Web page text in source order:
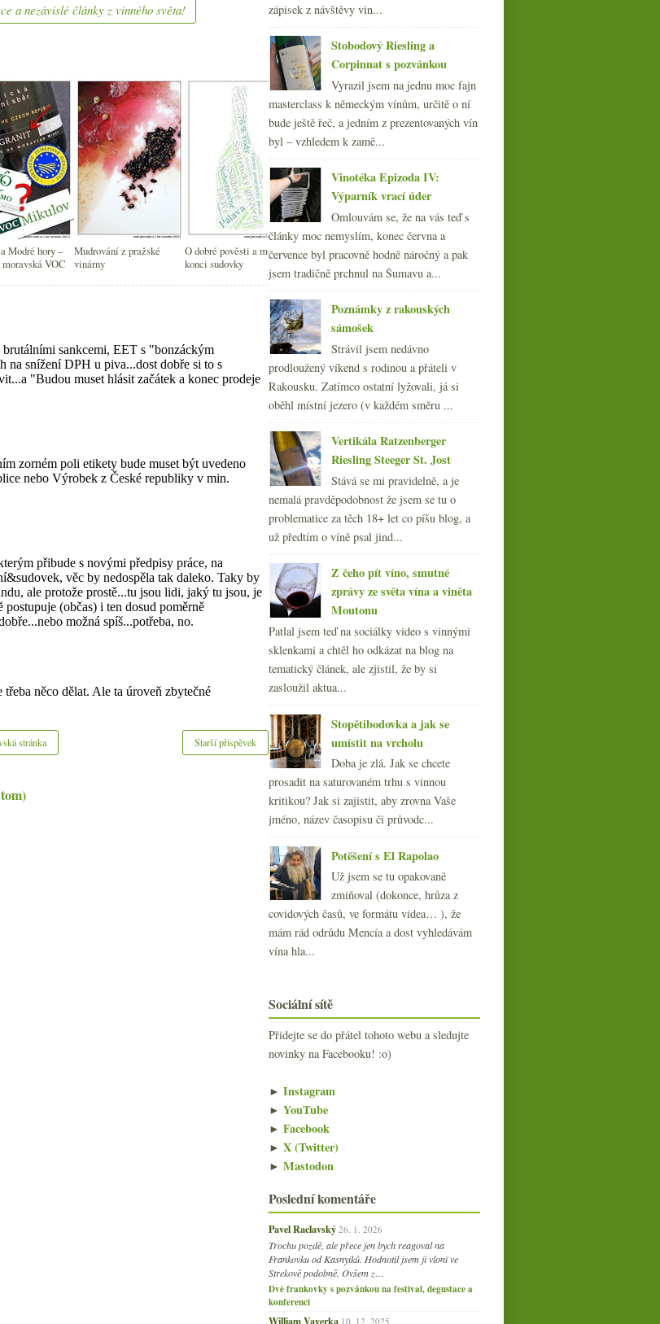
a nezávislé články z vinného světa!
Modré hory –
VOC
Mudrování z pražské
vinárny
O dobré pověsti a možném
konci sudovky
Co přináší novelizovaný
vinařský zákon
Starší příspěvek
stránka
zápisek z návštěvy vin...
Stobodový Riesling a
Corpinnat s pozvánkou
Vyrazil jsem na jednu moc fajn
masterclass k německým vínům, určitě o ní
bude ještě řeč, a jedním z prezentovaných vín
byl – vzhledem k zamě...
Vinotéka Epizoda IV:
Výparník vrací úder
Omlouvám se, že na vás teď s
články moc nemyslím, konec června a
července byl pracovně hodně náročný a pak
jsem tradičně prchnul na Šumavu a...
Poznámky z rakouských
sámošek
Strávil jsem nedávno
prodloužený víkend s rodinou a přáteli v
Rakousku. Zatímco ostatní lyžovali, já si
oběhl místní jezero (v každém směru ...
Vertikála Ratzenberger
Riesling Steeger St. Jost
Stává se mi pravidelně, a je
nemalá pravděpodobnost že jsem se tu o
problematice za těch 18+ let co píšu blog, a
už předtím o víně psal jind...
Z čeho pít víno, smutné
zprávy ze světa vína a viněta
Moutonu
Patlal jsem teď na sociálky video s vinnými
sklenkami a chtěl ho odkázat na blog na
tematický článek, ale zjistil, že by si
zasloužil aktua...
Stopětibodovka a jak se
umístit na vrcholu
Doba je zlá. Jak se chcete
prosadit na saturovaném trhu s vinnou
kritikou? Jak si zajistit, aby zrovna Vaše
jméno, název časopisu či průvodc...
Potěšení s El Rapolao
Už jsem se tu opakovaně
zmiňoval (dokonce, hrůza z
covidových časů, ve formátu videa… ), že
mám rád odrůdu Mencía a dost vyhledávám
vína hla...
Sociální sítě
Přidejte se do přátel tohoto webu a sledujte
novinky na Facebooku! :o)
► Instagram
► YouTube
► Facebook
► X (Twitter)
► Mastodon
Poslední komentáře
Pavel Raclavský 26. 1. 2026
Trochu pozdě, ale přece jen bych reagoval na
Frankovku od Kasnyiků. Hodnotil jsem ji vloni ve
Strekově podobně. Ovšem z…
Dvě frankovky s pozvánkou na festival, degustace a
konferenci
William Vaverka 10. 12. 2025